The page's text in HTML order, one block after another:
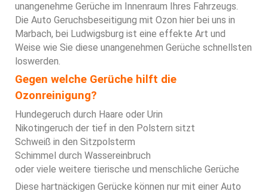
unangenehme Gerüche im Innenraum Ihres Fahrzeugs.
Die Auto Geruchsbeseitigung mit Ozon hier bei uns in
Marbach, bei Ludwigsburg ist eine effekte Art und
Weise wie Sie diese unangenehmen Gerüche schnellsten
loswerden.
Gegen welche Gerüche hilft die
Ozonreinigung?
Hundegeruch durch Haare oder Urin
Nikotingeruch der tief in den Polstern sitzt
Schweiß in den Sitzpolsterm
Schimmel durch Wassereinbruch
oder viele weitere tierische und menschliche Gerüche
Diese hartnäckigen Gerücke können nur mit einer Auto